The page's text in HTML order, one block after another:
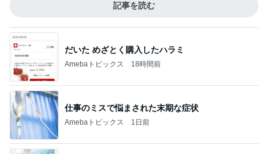
記事を読む
だいた めざとく購入したハラミ
Amebaトピックス 18時間前
仕事のミスで悩まされた末期な症状
Amebaトピックス 1日前